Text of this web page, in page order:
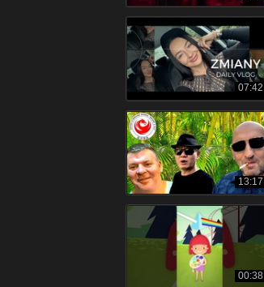
07:42
13:17
00:38